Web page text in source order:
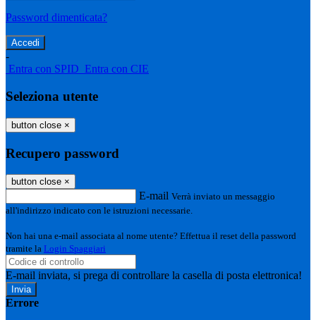
Password dimenticata?
-
Entra con SPID Entra con CIE
Seleziona utente
button close ×
Recupero password
button close ×
E-mail Verrà inviato un messaggio
all'indirizzo indicato con le istruzioni necessarie.
Non hai una e-mail associata al nome utente? Effettua il reset della password
tramite la Login Spaggiari
E-mail inviata, si prega di controllare la casella di posta elettronica!
Errore